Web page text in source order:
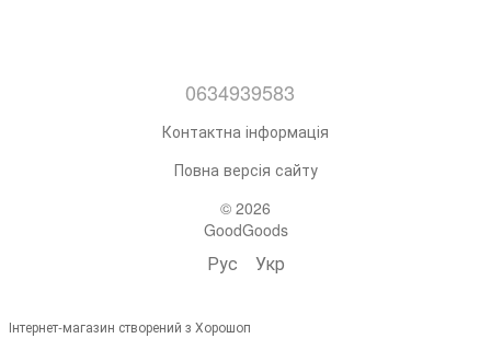
0634939583
Контактна інформація
Повна версія сайту
© 2026
GoodGoods
Рус Укр
Інтернет-магазин створений з Хорошоп